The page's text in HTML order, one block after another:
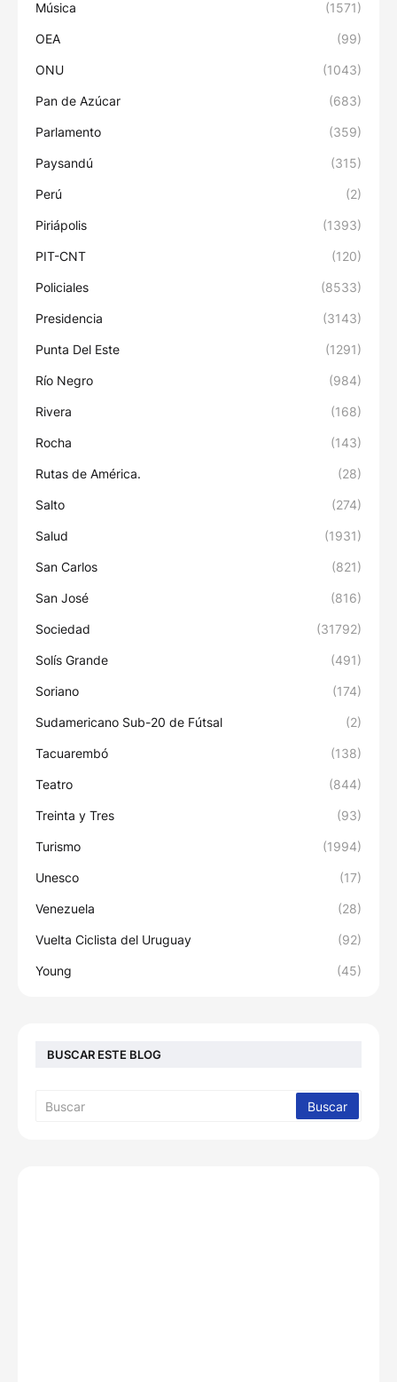
Música (1571)
OEA (99)
ONU (1043)
Pan de Azúcar (683)
Parlamento (359)
Paysandú (315)
Perú (2)
Piriápolis (1393)
PIT-CNT (120)
Policiales (8533)
Presidencia (3143)
Punta Del Este (1291)
Río Negro (984)
Rivera (168)
Rocha (143)
Rutas de América. (28)
Salto (274)
Salud (1931)
San Carlos (821)
San José (816)
Sociedad (31792)
Solís Grande (491)
Soriano (174)
Sudamericano Sub-20 de Fútsal (2)
Tacuarembó (138)
Teatro (844)
Treinta y Tres (93)
Turismo (1994)
Unesco (17)
Venezuela (28)
Vuelta Ciclista del Uruguay (92)
Young (45)
BUSCAR ESTE BLOG